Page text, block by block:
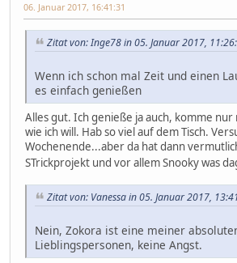
06. Januar 2017, 16:41:31
Zitat von: Inge78 in 05. Januar 2017,
Wenn ich schon mal Zeit und einen
es einfach genießen
Alles gut. Ich genieße ja auch, komme nur
wie ich will. Hab so viel auf dem Tisch.
Wochenende...aber da hat dann
STrickprojekt und vor allem Snooky was
Zitat von: Vanessa in 05. Januar 2017,
Nein, Zokora ist eine meiner
Lieblingspersonen, keine Angst.